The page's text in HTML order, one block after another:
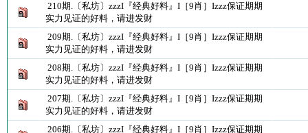
210期.〔私坊〕zzzI『经典好料』I［9肖］Izzz保证期期
实力见证的好料，请进发财
209期.〔私坊〕zzzI『经典好料』I［9肖］Izzz保证期期
实力见证的好料，请进发财
208期.〔私坊〕zzzI『经典好料』I［9肖］Izzz保证期期
实力见证的好料，请进发财
207期.〔私坊〕zzzI『经典好料』I［9肖］Izzz保证期期
实力见证的好料，请进发财
206期.〔私坊〕zzzI『经典好料』I［9肖］Izzz保证期期